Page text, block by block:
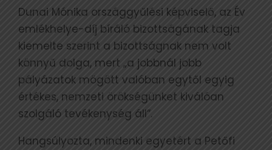
Dunai Mónika országgyűlési képviselő, az Év
emlékhelye-díj bíráló bizottságának tagja
kiemelte szerint a bizottságnak nem volt
könnyű dolga, mert „a jobbnál jobb
pályázatok mögött valóban egytől egyig
értékes, nemzeti örökségünket kiválóan
szolgáló tevékenység áll”.
Hangsúlyozta, mindenki egyetért a Petőfi